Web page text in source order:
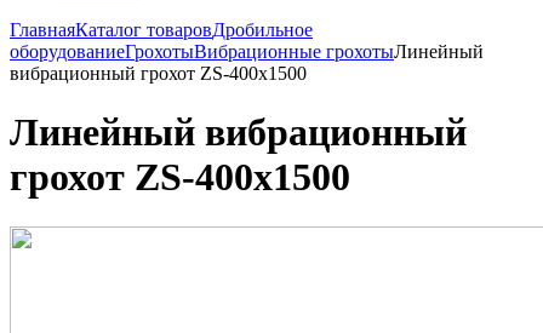
ГлавнаяКаталог товаровДробильное
оборудованиеГрохотыВибрационные грохотыЛинейный
вибрационный грохот ZS-400x1500
Линейный вибрационный
грохот ZS-400x1500